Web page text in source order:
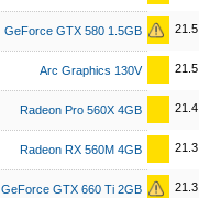
GeForce GTX 580 1.5GB 21.5
Arc Graphics 130V 21.5
Radeon Pro 560X 4GB 21.4
Radeon RX 560M 4GB 21.3
GeForce GTX 660 Ti 2GB 21.3